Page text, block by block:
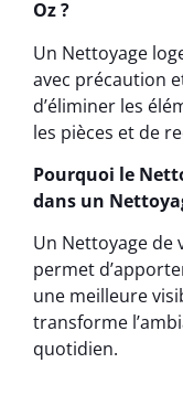
Oz ?
Un Nettoyage
avec précaution
d’éliminer les
les pièces et de
Pourquoi le
dans un
Un Nettoyage de
permet
une meilleure
transforme
quotidien.